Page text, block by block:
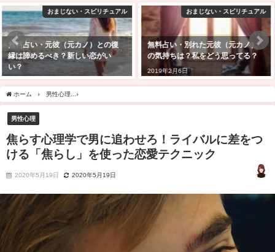
おまじない・スピリチュアル
無料占い・別れた元彼（元カノ）
の気持ちは？私をどう思ってる？
2019年2月6日
おまじない・スピリチュアル
無料占い・元彼（元カノ）と復縁
できる可能性は？
2019年2月2日
ホーム 男性心理
男性心理
焦らす心理学で男に追わせろ！ライバルに差をつ
ける「焦らし」を使った恋愛テクニック
2020年5月19日 2020年5月19日